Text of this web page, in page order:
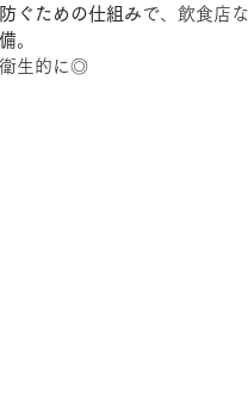
ぐための仕組みで、飲食店
。
衛生的に◎